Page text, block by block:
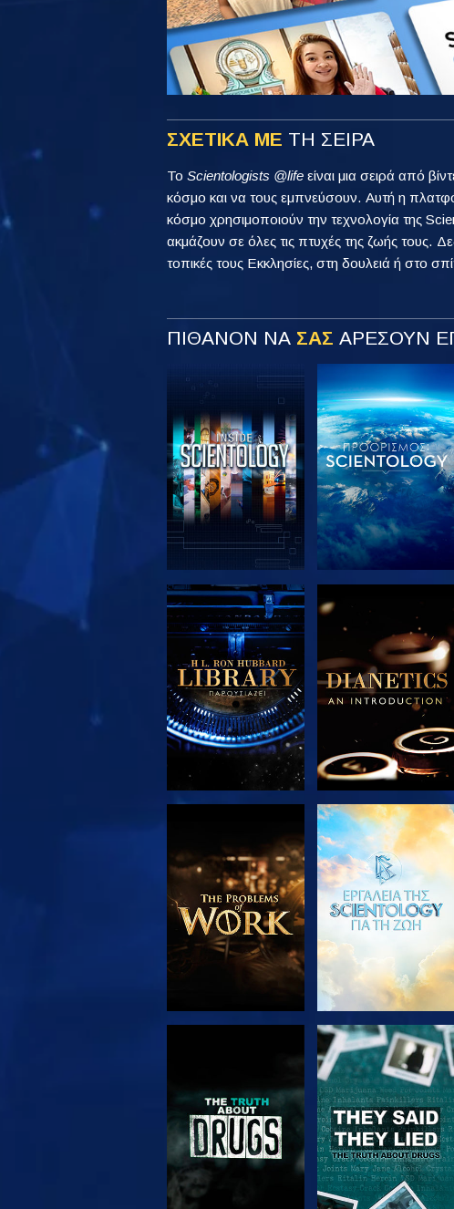
ΣΧΕΤΙΚΑ ΜΕ ΤΗ ΣΕΙΡΑ
Το Scientologists @life είναι μια σειρά από
κόσμο και να τους εμπνεύσουν. Αυτή η
κόσμο χρησιμοποιούν την τεχνολογία της
ακμάζουν σε όλες τις πτυχές της ζωής τους.
τοπικές τους Εκκλησίες, στη δουλειά ή στο
ΠΙΘΑΝΟΝ ΝΑ ΣΑΣ ΑΡΕΣΟΥΝ
ΕΞΕΡΕΥΝΗΣΤΕ ΤΗ
ΣΕΙΡΑ
ΕΞΕΡΕΥΝΗΣΤΕ ΤΗ
ΣΕΙΡΑ
ΕΞΕΡΕΥΝΗΣΤΕ ΤΗ
ΣΕΙΡΑ
ΠΑΡΑΚΟΛΟΥΘΗΣΤΕ
ΠΑΡΑΚΟΛΟΥΘΗΣΤΕ